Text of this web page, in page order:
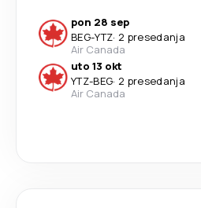
pon 28 sep
BEG-YTZ· 2 presedanja
Air Canada
uto 13 okt
YTZ-BEG· 2 presedanja
Air Canada